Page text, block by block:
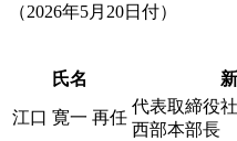
（2026年5月20日付）
氏名
江口 寛一 再任
代表取締役
西部本部長